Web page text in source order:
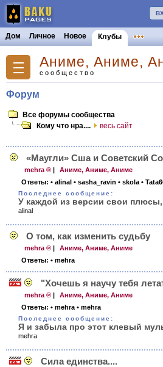
Дом Личное Новое Клубы
Аниме, Аниме,
сообщество
Форум
Все форумы сообщества
Кому что нра....
весь сайт
«Маугли» Сша и Советский
mehra ® |
Аниме, Аниме, Аниме
Ответы: • alinal • sasha_ravin • skola •
Последнее сообщение:
У каждой из версии свои плюсы,
alinal
O том, как изменить судьбу
mehra ® |
Аниме, Аниме, Аниме
Ответы: • mehra
"Хочешь я научу тебя
mehra ® |
Аниме, Аниме, Аниме
Ответы: • mehra • mehra
Последнее сообщение:
Я и забыла про этот клевый
mehra
Сила единства....